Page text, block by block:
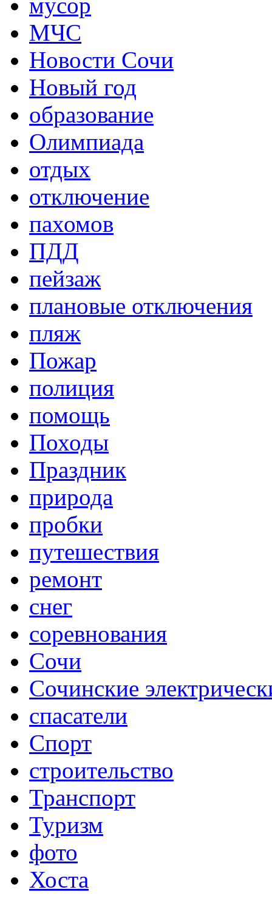
мусор
МЧС
Новости Сочи
Новый год
образование
Олимпиада
отдых
отключение
пахомов
ПДД
пейзаж
плановые отключения
пляж
Пожар
полиция
помощь
Походы
Праздник
природа
пробки
путешествия
ремонт
снег
соревнования
Сочи
Сочинские
спасатели
Спорт
строительство
Транспорт
Туризм
фото
Хоста